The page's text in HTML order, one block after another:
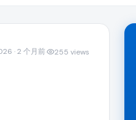
报价。
价"直接响应此 flour 采购需
· 2 个月前· 255 views